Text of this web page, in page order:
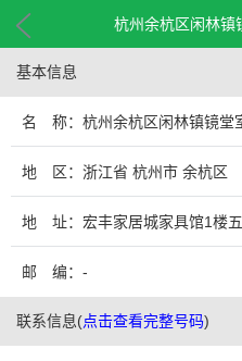
杭州余杭区闲林镇
基本信息
名 称：杭州余杭区闲林镇镜堂
地 区：浙江省 杭州市 余杭区
地 址：宏丰家居城家具馆1楼
邮 编：-
联系信息(点击查看完整号码)